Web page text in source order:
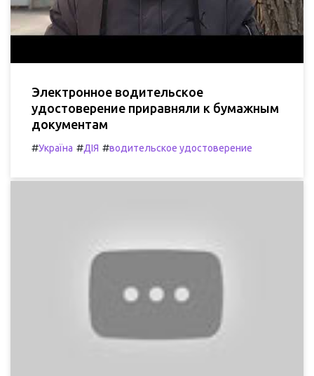
Электронное водительское
удостоверение приравняли к бумажным
документам
#Україна #ДІЯ #водительское удостоверение